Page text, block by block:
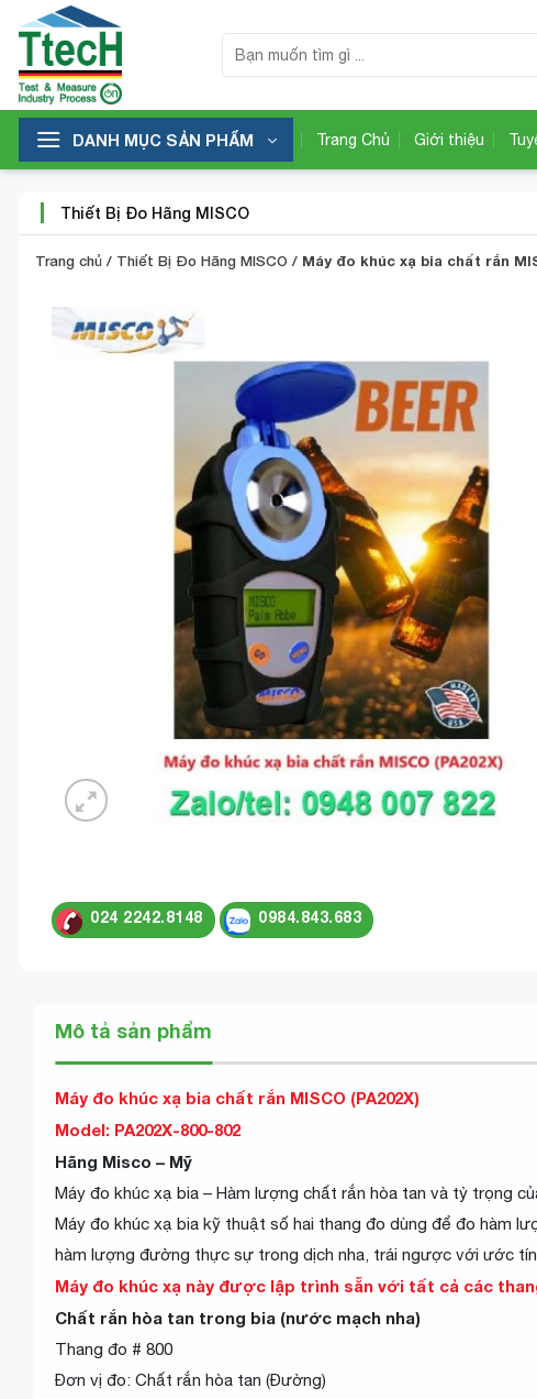
qua
nội
dung
kiếm:
DANH MỤC SẢN PHẨM Trang Chủ Giới thiệu
Thiết Bị Đo Hãng MISCO
Trang chủ / Thiết Bị Đo Hãng MISCO / Máy đo khúc xạ bia chất rắn
024 2242.8148 0984.843.683
Mô tả sản phẩm
Máy đo khúc xạ bia chất rắn MISCO (PA202X)
Model: PA202X-800-802
Hãng Misco – Mỹ
Máy đo khúc xạ bia – Hàm lượng chất rắn hòa tan và tỷ trọng
Máy đo khúc xạ bia kỹ thuật số hai thang đo dùng để đo hàm
hàm lượng đường thực sự trong dịch nha, trái ngược với ước
Máy đo khúc xạ này được lập trình sẵn với tất cả các
Chất rắn hòa tan trong bia (nước mạch nha)
Thang đo # 800
Đơn vị đo: Chất rắn hòa tan (Đường)